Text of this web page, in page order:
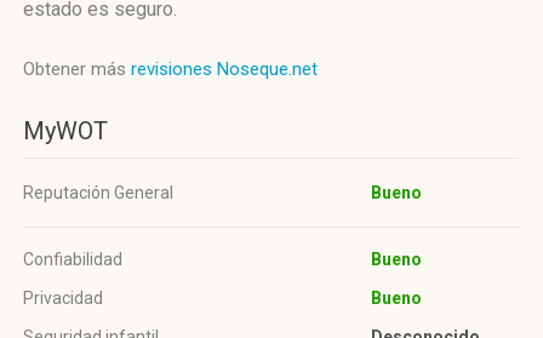
estado es seguro.
Obtener más revisiones Noseque.net
MyWOT
Reputación General Bueno
Confiabilidad
Bueno
Privacidad
Bueno